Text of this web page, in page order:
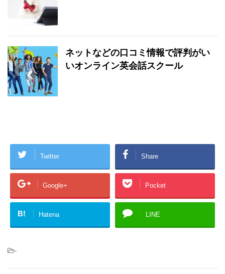
ネットなどの口コミ情報で評判がい
いオンライン英会話スクール
Twitter Share
Google+ Pocket
B! Hatena LINE
-